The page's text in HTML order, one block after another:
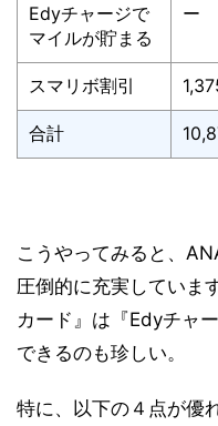
Edyチャージで
マイルが貯まる
ー
スマリボ割引
合計
こうやってみると、
圧倒的に充実 していま
カード』は『Edyチャ
できるのも珍しい。
特に、以下の４点が優